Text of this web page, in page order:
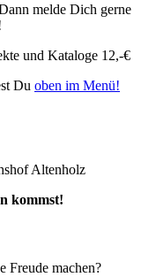
melde Dich gerne
und Kataloge 12,-€
Du oben im Menü!
Altenholz
kommst!
Freude machen?